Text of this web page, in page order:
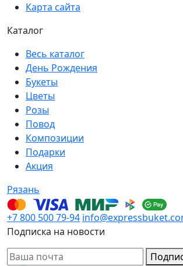
Карта сайта
Каталог
Весь каталог
День Рождения
Букеты
Цветы
Розы
Повод
Композиции
Подарки
Акция
Рязань
+7 800 500 79-94
Подписка на новости